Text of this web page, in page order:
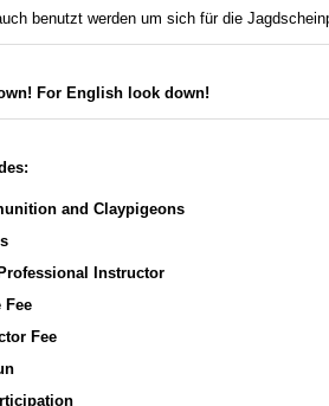
benutzt werden um sich für die
For English look down!
and Claypigeons
Instructor
Fee
Fee